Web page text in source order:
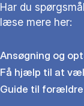
Har du
læse mere her:
Ansøgning og
Få hjælp til at
Guide til forældre